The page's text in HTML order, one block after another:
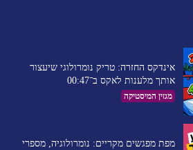
אינדקס החזרה: טריק נומרולוגי שיעצור
אותך מלענות לאקס ב־00:47
מגזין המיסטיקה
מפת מפגשים מקריים: נומרולוגיה, מספרי